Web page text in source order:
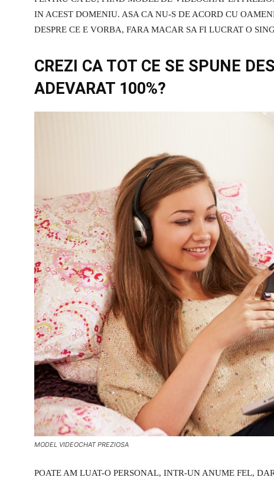
IN ACEST DOMENIU. ASA CA NU-S DE ACORD CU
DESPRE CE E VORBA, FARA MACAR SA FI LUCRAT O
CREZI CA TOT CE SE SPUNE
ADEVARAT 100%?
MODEL VIDEOCHAT PREZIOSA
POATE AM LUAT-O PERSONAL, INTR-UN ANUME FEL,